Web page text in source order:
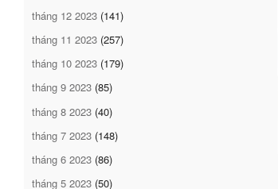
tháng 12 2023 (141)
tháng 11 2023 (257)
tháng 10 2023 (179)
tháng 9 2023 (85)
tháng 8 2023 (40)
tháng 7 2023 (148)
tháng 6 2023 (86)
tháng 5 2023 (50)